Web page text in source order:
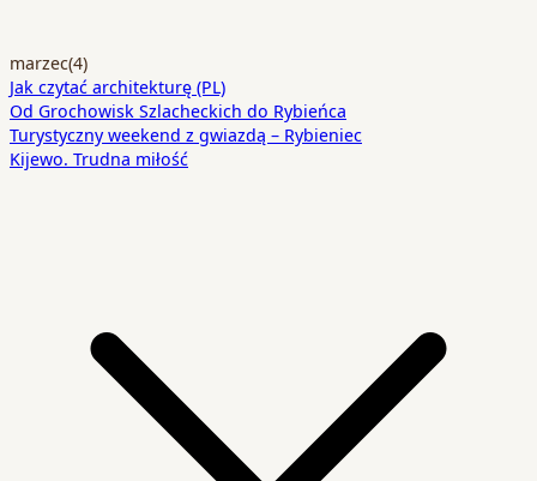
marzec(4)
Jak czytać architekturę (PL)
Od Grochowisk Szlacheckich do Rybieńca
Turystyczny weekend z gwiazdą – Rybieniec
Kijewo. Trudna miłość